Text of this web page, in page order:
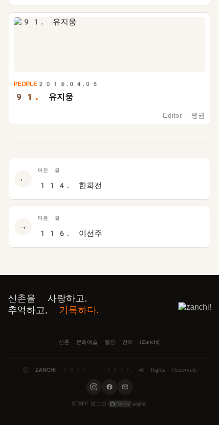
PEOPLE 2016.04.05
91. 유지웅
Editor 펭귄
←
이전 글
114. 한희전
다음 글
116. 이선주
→
신촌을 사랑하고,
추억하고, 기록하다.
신촌 문화예술 웹진 잔치 (Zanchi)
© ZANCHI 2014 — 2026. All Rights Reserved.
STAFF 로그인